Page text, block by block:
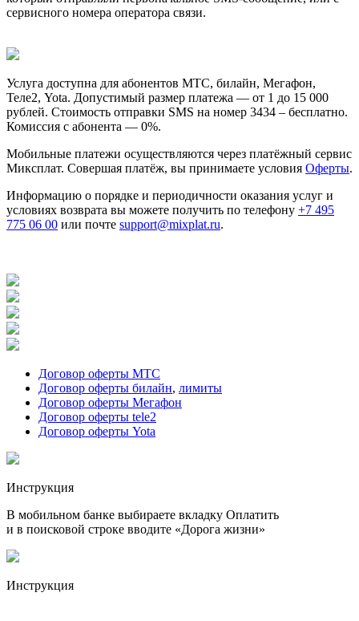
сервисного номера оператора связи.
Услуга доступна для абонентов МТС, билайн, Мегафон,
Теле2, Yota. Допустимый размер платежа — от 1 до 15 000
рублей. Стоимость отправки SMS на номер 3434 – бесплатно.
Комиссия с абонента — 0%.
Мобильные платежи осуществляются через платёжный сервис
Миксплат. Совершая платёж, вы принимаете условия Оферты.
Информацию о порядке и периодичности оказания услуг и
условиях возврата вы можете получить по телефону +7 495
775 06 00 или почте support@mixplat.ru.
Договор оферты МТС
Договор оферты билайн, лимиты
Договор оферты Мегафон
Договор оферты tele2
Договор оферты Yota
Инструкция
В мобильном банке выбираете вкладку Оплатить
и в поисковой строке вводите «Дорога жизни»
Инструкция